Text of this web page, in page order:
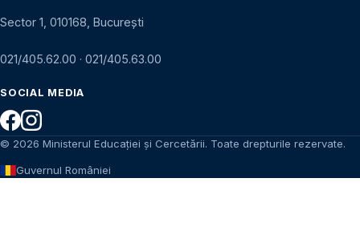
Sector 1, 010168, București
021/405.62.00 · 021/405.63.00
SOCIAL MEDIA
© 2026 Ministerul Educației și Cercetării. Toate drepturile rezervate.
Guvernul României